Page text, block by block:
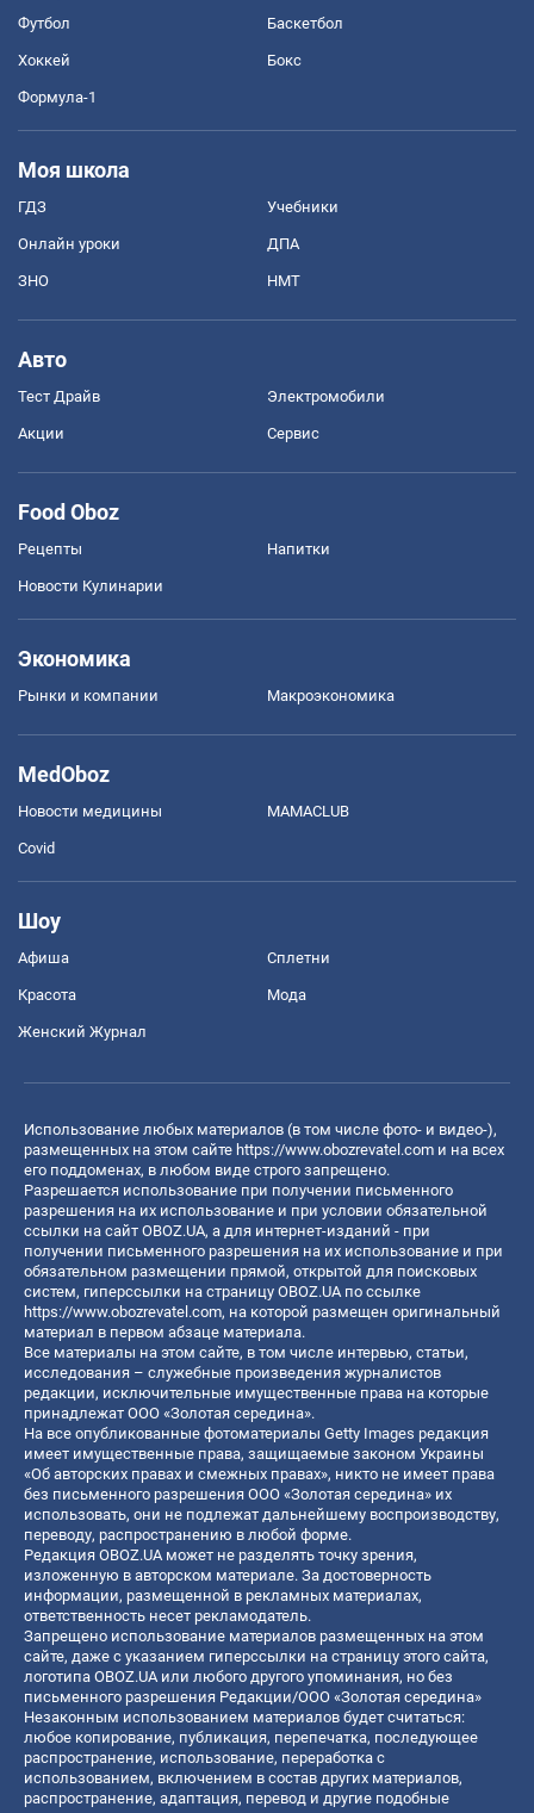
Футбол Баскетбол
Хоккей Бокс
Формула-1
Моя школа
ГДЗ Учебники
Онлайн уроки ДПА
ЗНО НМТ
Авто
Тест Драйв Электромобили
Акции Сервис
Food Oboz
Рецепты Напитки
Новости Кулинарии
Экономика
Рынки и компании Mакроэкономика
MedOboz
Новости медицины MAMACLUB
Covid
Шоу
Афиша Сплетни
Красота Мода
Женский Журнал
Использование любых материалов (в том числе фото- и видео-),
размещенных на этом сайте https://www.obozrevatel.com и на всех
его поддоменах, в любом виде строго запрещено.
Разрешается использование при получении письменного
разрешения на их использование и при условии обязательной
ссылки на сайт OBOZ.UA, а для интернет-изданий - при
получении письменного разрешения на их использование и при
обязательном размещении прямой, открытой для поисковых
систем, гиперссылки на страницу OBOZ.UA по ссылке
https://www.obozrevatel.com, на которой размещен оригинальный
материал в первом абзаце материала.
Все материалы на этом сайте, в том числе интервью, статьи,
исследования – служебные произведения журналистов
редакции, исключительные имущественные права на которые
принадлежат ООО «Золотая середина».
На все опубликованные фотоматериалы Getty Images редакция
имеет имущественные права, защищаемые законом Украины
«Об авторских правах и смежных правах», никто не имеет права
без письменного разрешения ООО «Золотая середина» их
использовать, они не подлежат дальнейшему воспроизводству,
переводу, распространению в любой форме.
Редакция OBOZ.UA может не разделять точку зрения,
изложенную в авторском материале. За достоверность
информации, размещенной в рекламных материалах,
ответственность несет рекламодатель.
Запрещено использование материалов размещенных на этом
сайте, даже с указанием гиперссылки на страницу этого сайта,
логотипа OBOZ.UA или любого другого упоминания, но без
письменного разрешения Редакции/ООО «Золотая середина»
Незаконным использованием материалов будет считаться:
любое копирование, публикация, перепечатка, последующее
распространение, использование, переработка с
использованием, включением в состав других материалов,
распространение, адаптация, перевод и другие подобные